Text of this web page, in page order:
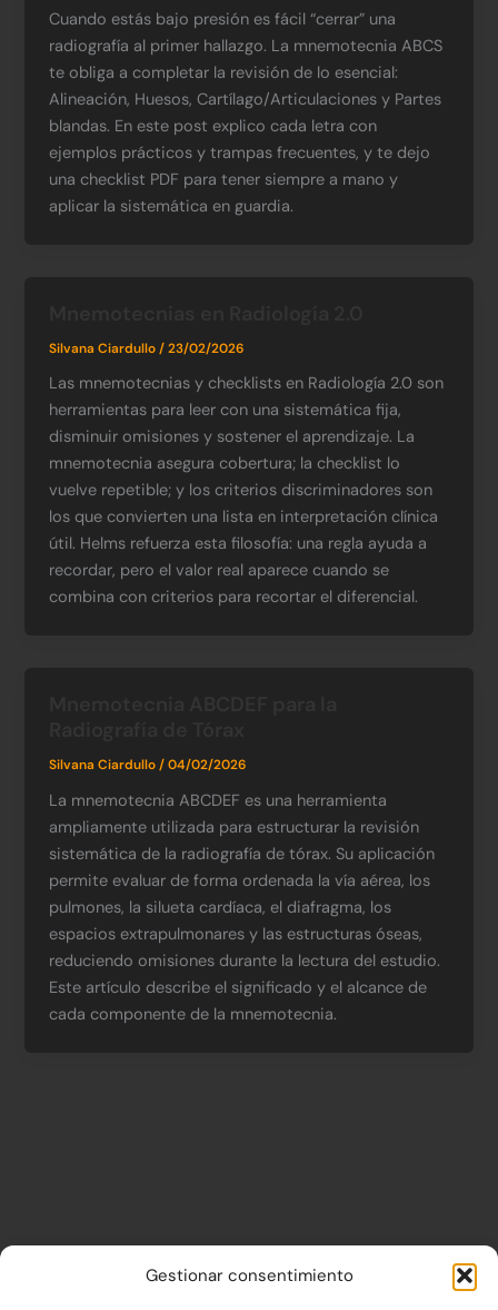
Gestionar consentimiento
Cuando estás bajo presión es fácil “cerrar” una
radiografía al primer hallazgo. La mnemotecnia ABCS
te obliga a completar la revisión de lo esencial:
Alineación, Huesos, Cartílago/Articulaciones y Partes
blandas. En este post explico cada letra con
ejemplos prácticos y trampas frecuentes, y te dejo
una checklist PDF para tener siempre a mano y
aplicar la sistemática en guardia.
Silvana Ciardullo/23/02/2026
Las mnemotecnias y checklists en Radiología 2.0 son
herramientas para leer con una sistemática fija,
disminuir omisiones y sostener el aprendizaje. La
mnemotecnia asegura cobertura; la checklist lo
vuelve repetible; y los criterios discriminadores son
los que convierten una lista en interpretación clínica
útil. Helms refuerza esta filosofía: una regla ayuda a
recordar, pero el valor real aparece cuando se
combina con criterios para recortar el diferencial.
Silvana Ciardullo/04/02/2026
La mnemotecnia ABCDEF es una herramienta
ampliamente utilizada para estructurar la revisión
sistemática de la radiografía de tórax. Su aplicación
permite evaluar de forma ordenada la vía aérea, los
pulmones, la silueta cardíaca, el diafragma, los
espacios extrapulmonares y las estructuras óseas,
reduciendo omisiones durante la lectura del estudio.
Este artículo describe el significado y el alcance de
cada componente de la mnemotecnia.